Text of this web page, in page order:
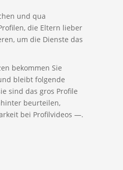
und qua
die Eltern lieber
um die Dienste das
bekommen Sie
bleibt folgende
sind das gros Profile
beurteilen,
bei Profilvideos —.